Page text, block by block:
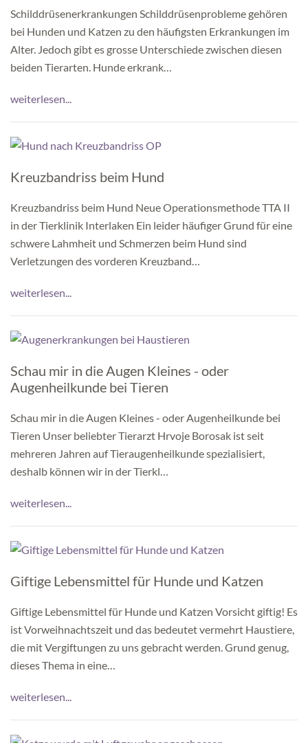
Schilddrüsenerkrankungen Schilddrüsenprobleme gehören
bei Hunden und Katzen zu den häufigsten Erkrankungen im
Alter. Jedoch gibt es grosse Unterschiede zwischen diesen
beiden Tierarten. Hunde erkrank…
weiterlesen...
Kreuzbandriss beim Hund
Kreuzbandriss beim Hund Neue Operationsmethode TTA II
in der Tierklinik Interlaken Ein leider häufiger Grund für eine
schwere Lahmheit und Schmerzen beim Hund sind
Verletzungen des vorderen Kreuzband…
weiterlesen...
Schau mir in die Augen Kleines - oder
Augenheilkunde bei Tieren
Schau mir in die Augen Kleines - oder Augenheilkunde bei
Tieren Unser beliebter Tierarzt Hrvoje Borosak ist seit
mehreren Jahren auf Tieraugenheilkunde spezialisiert,
deshalb können wir in der Tierkl…
weiterlesen...
Giftige Lebensmittel für Hunde und Katzen
Giftige Lebensmittel für Hunde und Katzen Vorsicht giftig! Es
ist Vorweihnachtszeit und das bedeutet vermehrt Haustiere,
die mit Vergiftungen zu uns gebracht werden. Grund genug,
dieses Thema in eine…
weiterlesen...